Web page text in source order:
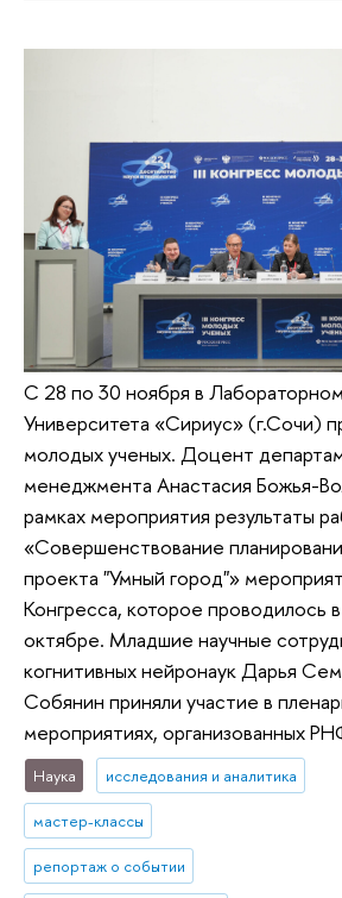
С 28 по 30 ноября в
Университета «Сириус» (г.Сочи)
молодых ученых. Доцент
менеджмента Анастасия Божья-
рамках мероприятия результаты
«Совершенствование
проекта "Умный город"»
Конгресса, которое проводилось
октябре. Младшие научные
когнитивных нейронаук Дарья
Собянин приняли участие в
мероприятиях, организованных
Наука исследования и аналитика
мастер-классы
репортаж о событии